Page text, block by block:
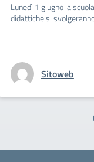
Lunedì 1 giugno la
didattiche si
Sitoweb